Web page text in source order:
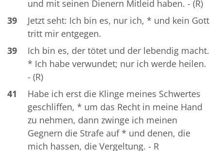
und mit seinen Dienern Mitleid haben. - (R)
39
Jetzt seht: Ich bin es, nur ich, * und kein Gott
tritt mir entgegen.
39
Ich bin es, der tötet und der lebendig macht.
* Ich habe verwundet; nur ich werde heilen.
- (R)
41
Habe ich erst die Klinge meines Schwertes
geschliffen, * um das Recht in meine Hand
zu nehmen, dann zwinge ich meinen
Gegnern die Strafe auf * und denen, die
mich hassen, die Vergeltung. - R